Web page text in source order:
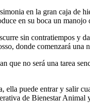
en la gran caja de
en su boca un manojo
sin contratiempos y
donde comenzará una
que no será una tarea
ella puede entrar y salir
de Bienestar